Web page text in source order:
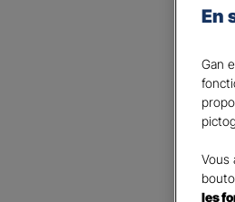
Gan Assurances
Et si vous en parliez
En
Gan
Vous
les